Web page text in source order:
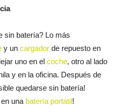
sin batería? Lo más
y un cargador de repuesto en
uno en el coche, otro al lado
y en la oficina. Después de
quedarse sin batería!
una batería portátil!